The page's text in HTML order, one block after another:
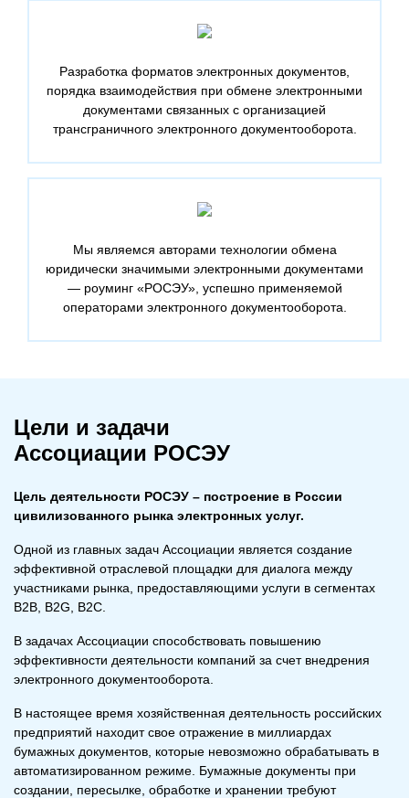
Разработка форматов электронных документов,
порядка взаимодействия при обмене электронными
документами связанных с организацией
трансграничного электронного документооборота.
Мы являемся авторами технологии обмена
юридически значимыми электронными документами
— роуминг «РОСЭУ», успешно применяемой
операторами электронного документооборота.
Цели и задачи
Ассоциации РОСЭУ
Цель деятельности РОСЭУ – построение в России
цивилизованного рынка электронных услуг.
Одной из главных задач Ассоциации является создание
эффективной отраслевой площадки для диалога между
участниками рынка, предоставляющими услуги в сегментах
B2B, B2G, B2C.
В задачах Ассоциации способствовать повышению
эффективности деятельности компаний за счет внедрения
электронного документооборота.
В настоящее время хозяйственная деятельность российских
предприятий находит свое отражение в миллиардах
бумажных документов, которые невозможно обрабатывать в
автоматизированном режиме. Бумажные документы при
создании, пересылке, обработке и хранении требуют